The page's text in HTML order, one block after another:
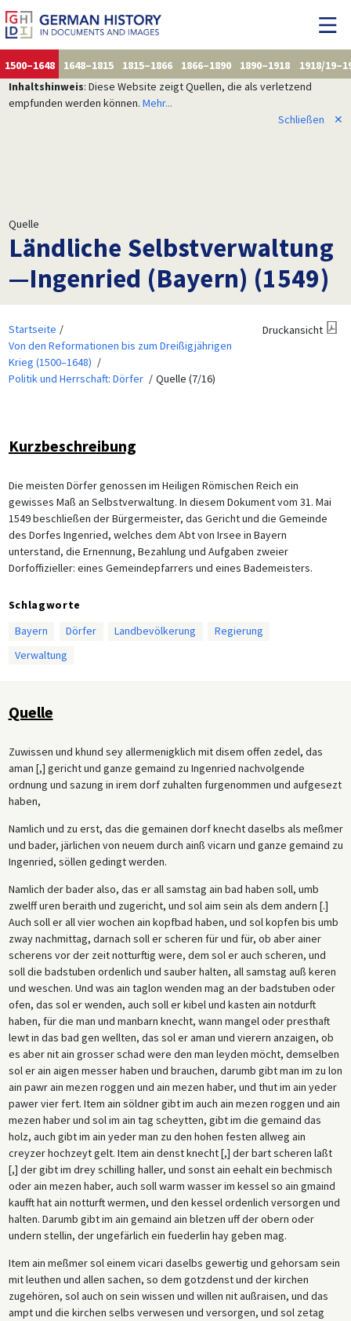
1500–1648 1648–1815 1815–1866 1866–1890 1890–1918
1918/
Inhaltshinweis: Diese Website zeigt Quellen, die als verletzend
empfunden werden können. Mehr...
Schließen
✕
Quelle
Ländliche Selbstverwaltung
—Ingenried (Bayern) (1549)
Startseite
Von den Reformationen bis zum Dreißigjährigen
Krieg (1500–1648)
Politik und Herrschaft: Dörfer
Quelle (7/16)
Druckansicht
Kurzbeschreibung
Die meisten Dörfer genossen im Heiligen Römischen Reich ein
gewisses Maß an Selbstverwaltung. In diesem Dokument vom 31. Mai
1549 beschließen der Bürgermeister, das Gericht und die Gemeinde
des Dorfes Ingenried, welches dem Abt von Irsee in Bayern
unterstand, die Ernennung, Bezahlung und Aufgaben zweier
Dorfoffizieller: eines Gemeindepfarrers und eines Bademeisters.
Schlagworte
Bayern
Dörfer Landbevölkerung
Regierung
Verwaltung
Quelle
Zuwissen und khund sey allermenigklich mit disem offen zedel, das
aman [,] gericht und ganze gemaind zu Ingenried nachvolgende
ordnung und sazung in irem dorf zuhalten furgenommen und aufgesezt
haben,
Namlich und zu erst, das die gemainen dorf knecht daselbs als meßmer
und bader, järlichen von neuem durch ainß vicarn und ganze gemaind zu
Ingenried, söllen gedingt werden.
Namlich der bader also, das er all samstag ain bad haben soll, umb
zwelff uren beraith und zugericht, und sol aim sein als dem andern [.]
Auch soll er all vier wochen ain kopfbad haben, und sol kopfen bis umb
zway nachmittag, darnach soll er scheren für und für, ob aber ainer
scherens vor der zeit notturftig were, dem sol er auch scheren, und
soll die badstuben ordenlich und sauber halten, all samstag auß keren
und weschen. Und was ain taglon wenden mag an der badstuben oder
ofen, das sol er wenden, auch soll er kibel und kasten ain notdurft
haben, für die man und manbarn knecht, wann mangel oder presthaft
lewt in das bad gen wellten, das sol er aman und vierern anzaigen, ob
es aber nit ain grosser schad were den man leyden möcht, demselben
sol er ain aigen messer haben und brauchen, darumb gibt man im zu lon
ain pawr ain mezen roggen und ain mezen haber, und thut im ain yeder
pawer vier fert. Item ain söldner gibt im auch ain mezen roggen und ain
mezen haber und sol im ain tag scheytten, gibt im die gemaind das
holz, auch gibt im ain yeder man zu den hohen festen allweg ain
creyzer hochzeyt gelt. Item ain denst knecht [,] der bart scheren laßt
[,] der gibt im drey schilling haller, und sonst ain eehalt ein bechmisch
oder ain mezen haber, auch soll warm wasser im kessel so ain gmaind
kaufft hat ain notturft wermen, und den kessel ordenlich versorgen und
halten. Darumb gibt im ain gemaind ain bletzen uff der obern oder
undern stellin, der ungefärlich ein fuederlin hay geben mag.
Item ain meßmer sol einem vicari daselbs gewertig und gehorsam sein
mit leuthen und allen sachen, so dem gotzdenst und der kirchen
zugehören, sol auch on sein wissen und willen nit außraisen, und das
ampt und die kirchen selbs verwesen und versorgen, und sol zetag